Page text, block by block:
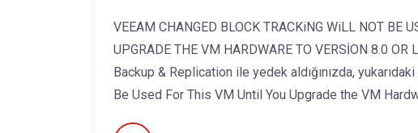
VEEAM CHANGED BLOCK TRACKiNG WiLL NOT BE
UPGRADE THE VM HARDWARE TO VERSİON 8.0 OR
Backup & Replication ile yedek aldığınızda,
Be Used For This VM Until You Upgrade the VM